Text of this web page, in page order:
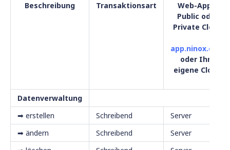
Beschreibung Transaktionsart
Web-App –
Public oder
Private Cloud
app.ninox.com
oder Ihre
eigene Cloud
Datenverwaltung
➡ erstellen
Schreibend
Server
➡ ändern
Schreibend
Server